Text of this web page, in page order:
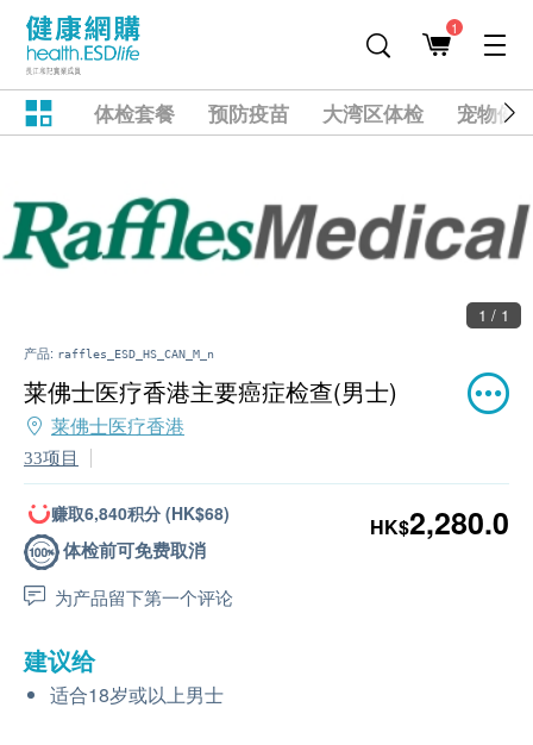
1
体检套餐 预防疫苗 大湾区体检 宠物健
1 / 1
产品: raffles_ESD_HS_CAN_M_n
莱佛士医疗香港主要癌症检查(男士)
莱佛士医疗香港
33项目
赚取6,840积分 (HK$68)
体检前可免费取消
为产品留下第一个评论
HK$2,280.0
建议给
适合18岁或以上男士